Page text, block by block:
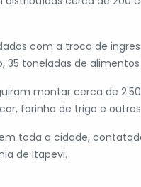
com a troca de
35 toneladas de
montar cerca de
farinha de trigo e
toda a cidade,
de Itapevi.